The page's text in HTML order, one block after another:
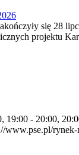
się 28
projektu
19:00 - 20:00,
www.pse.pl/